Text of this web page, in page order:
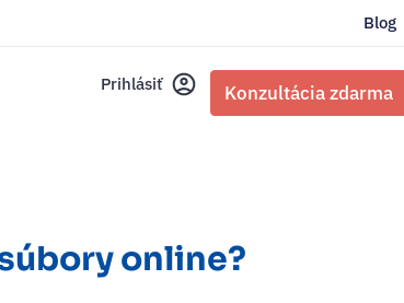
Blog
Prihlásiť Konzultácia zdarma
online?